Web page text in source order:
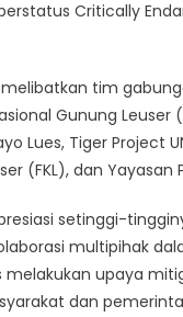
Critically
tim
Gunung Leuser
Lues, Tiger Project
(FKL), dan
setinggi-
multipihak
melakukan upaya
dan